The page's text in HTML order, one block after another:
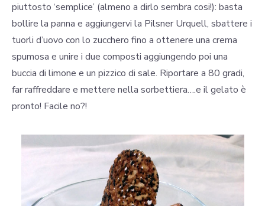
piuttosto ‘semplice’ (almeno a dirlo sembra cosi!): basta
bollire la panna e aggiungervi la Pilsner Urquell, sbattere i
tuorli d’uovo con lo zucchero fino a ottenere una crema
spumosa e unire i due composti aggiungendo poi una
buccia di limone e un pizzico di sale. Riportare a 80 gradi,
far raffreddare e mettere nella sorbettiera….e il gelato è
pronto! Facile no?!